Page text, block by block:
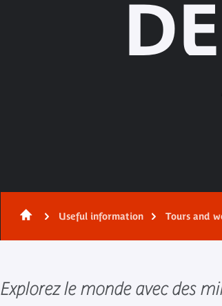
Useful information Tours and
Explorez le monde avec des